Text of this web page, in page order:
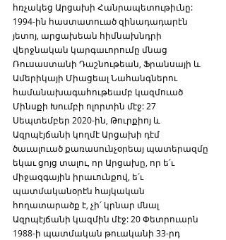
հռչակեց Արցախի Հանրապետութիւնը:
1994-ին հաստատուած զինադադարէն
յետոյ, արցախեան հիմնախնդրի
վերջնական կարգաւորումը մնաց
Ռուսաստանի Դաշնութեան, Ֆրանսայի և
Ամերիկայի Միացեալ Նահանգներու
համանախագահութեամբ կազմուած
Մինսքի Խումբի ոլորտին մէջ: 27
Սեպտեմբեր 2020-ին, Թուրքիոյ և
Ազրպէյճանի կողմէ Արցախի դէմ
ծաւալուած քառասունչօրեայ պատերազմը
եկաւ ցոյց տալու, որ Արցախը, որ ե՛ւ
միջազգային իրաւունքով, ե՛ւ
պատմականօրէն հայկական
հողատարածք է, չի՛ կրնար մնալ
Ազրպէյճանի կազմին մէջ: 20 Փետրուարն
1988-ի պատմական թուականի 33-րդ